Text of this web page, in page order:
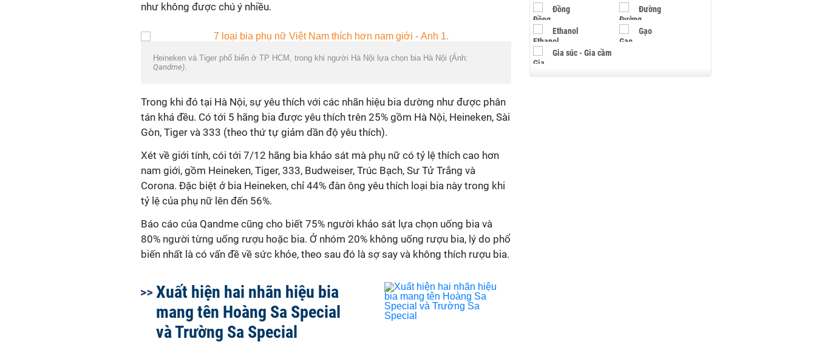
như không được chú ý nhiều.
Heineken và Tiger phổ biến ở TP HCM, trong khi người Hà Nội lựa chọn bia Hà Nội (Ảnh:
Qandme).
Trong khi đó tại Hà Nội, sự yêu thích với các nhãn hiệu bia dường như được phân
tán khá đều. Có tới 5 hãng bia được yêu thích trên 25% gồm Hà Nội, Heineken, Sài
Gòn, Tiger và 333 (theo thứ tự giảm dần độ yêu thích).
Xét về giới tính, cói tới 7/12 hãng bia khảo sát mà phụ nữ có tỷ lệ thích cao hơn
nam giới, gồm Heineken, Tiger, 333, Budweiser, Trúc Bạch, Sư Tử Trắng và
Corona. Đặc biệt ở bia Heineken, chỉ 44% đàn ông yêu thích loại bia này trong khi
tỷ lệ của phụ nữ lên đến 56%.
Báo cáo của Qandme cũng cho biết 75% người khảo sát lựa chọn uống bia và
80% người từng uống rượu hoặc bia. Ở nhóm 20% không uống rượu bia, lý do phổ
biến nhất là có vấn đề về sức khỏe, theo sau đó là sợ say và không thích rượu bia.
Xuất hiện hai nhãn hiệu bia
mang tên Hoàng Sa Special
và Trường Sa Special
Đồng Đường
Ethanol Gạo
Gia súc - Gia cầm